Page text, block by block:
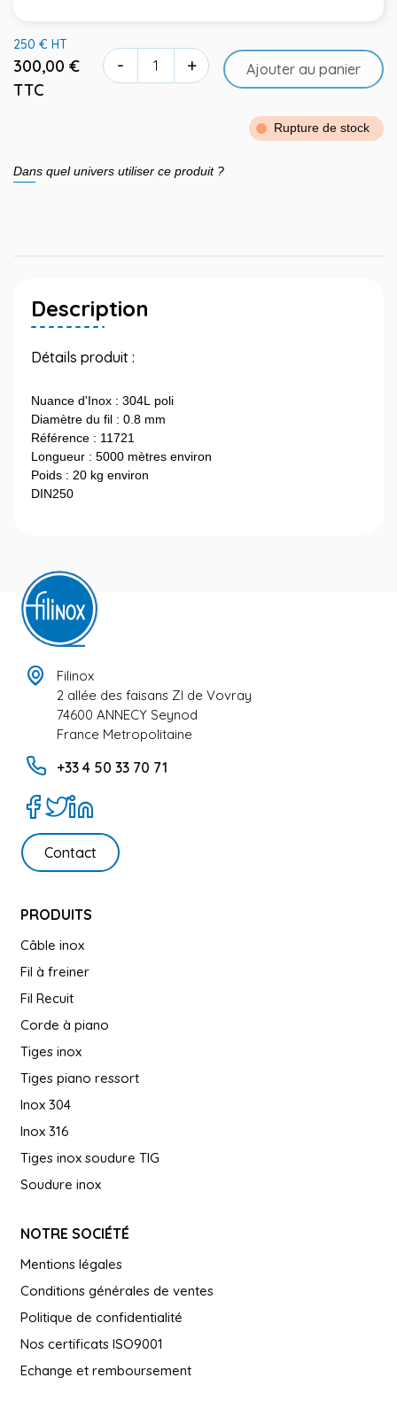
250 € HT
300,00 €
TTC
- + Ajouter au panier
Rupture de stock
Dans quel univers utiliser ce produit ?
Description
Détails produit :
Nuance d'Inox : 304L poli
Diamètre du fil : 0.8 mm
Référence : 11721
Longueur : 5000 mètres environ
Poids : 20 kg environ
DIN250
Filinox
2 allée des faisans ZI de Vovray
74600 ANNECY Seynod
France Metropolitaine
+33 4 50 33 70 71
Contact
PRODUITS
Câble inox
Fil à freiner
Fil Recuit
Corde à piano
Tiges inox
Tiges piano ressort
Inox 304
Inox 316
Tiges inox soudure TIG
Soudure inox
NOTRE SOCIÉTÉ
Mentions légales
Conditions générales de ventes
Politique de confidentialité
Nos certificats ISO9001
Echange et remboursement